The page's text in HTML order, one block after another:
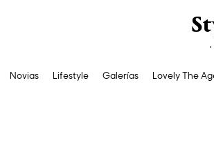
Novias Lifestyle Galerías Lovely The